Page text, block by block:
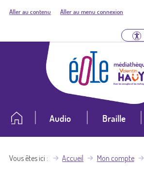
Aller au contenu Aller au menu connexion
Audio Braille
Vous êtes ici Accueil Mon compte